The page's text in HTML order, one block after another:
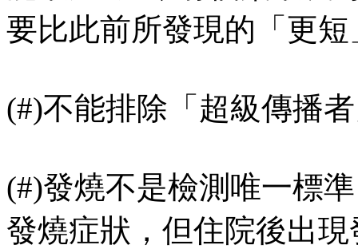
要比此前所發現的「更短
(#)不能排除「超級傳播
(#)發燒不是檢測唯一標
發燒症狀，但住院後出